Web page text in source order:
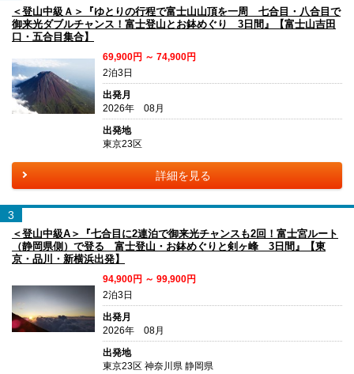
＜登山中級Ａ＞『ゆとりの行程で富士山山頂を一周 七合目・八合目で
御来光ダブルチャンス！富士登山とお鉢めぐり 3日間』【富士山吉田
口・五合目集合】
69,900円 ～ 74,900円
2泊3日
出発月
2026年 08月
出発地
東京23区
詳細を見る
3
＜登山中級A＞『七合目に2連泊で御来光チャンスも2回！富士宮ルート
（静岡県側）で登る 富士登山・お鉢めぐりと剣ヶ峰 3日間』【東
京・品川・新横浜出発】
94,900円 ～ 99,900円
2泊3日
出発月
2026年 08月
出発地
東京23区 神奈川県 静岡県